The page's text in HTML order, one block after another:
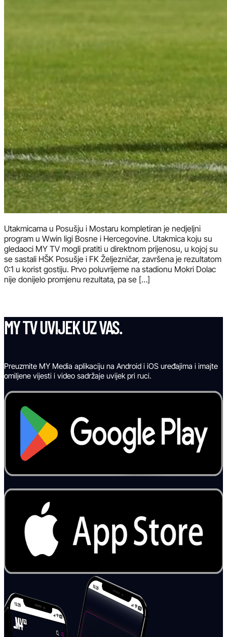
Utakmicama u Posušju i Mostaru kompletiran je nedjeljni
program u Wwin ligi Bosne i Hercegovine. Utakmica koju su
gledaoci MY TV mogli pratiti u direktnom prijenosu, u kojoj su
se sastali HŠK Posušje i FK Željezničar, završena je rezultatom
0:1 u korist gostiju. Prvo poluvrijeme na stadionu Mokri Dolac
nije donijelo promjenu rezultata, pa se […]
MY TV UVIJEK UZ VAS.
Preuzmite MY Media aplikaciju na Android i iOS uređajima i imajte
omiljene vijesti i video sadržaje uvijek pri ruci.